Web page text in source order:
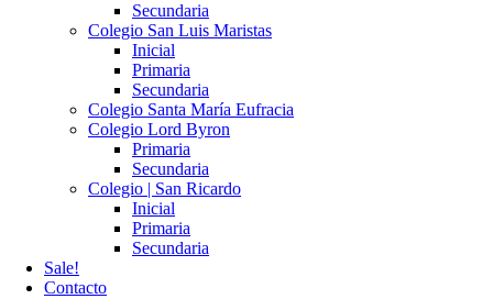
Secundaria
Colegio San Luis Maristas
Inicial
Primaria
Secundaria
Colegio Santa María Eufracia
Colegio Lord Byron
Primaria
Secundaria
Colegio | San Ricardo
Inicial
Primaria
Secundaria
Sale!
Contacto